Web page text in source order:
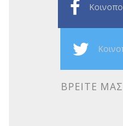
ΒΡΕΊΤΕ ΜΑΣ